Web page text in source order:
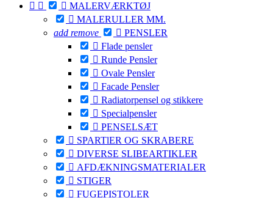
   MALERVÆRKTØJ
 MALERULLER MM.
add remove  PENSLER
 Flade pensler
 Runde Pensler
 Ovale Pensler
 Facade Pensler
 Radiatorpensel og stikkere
 Specialpensler
 PENSELSÆT
 SPARTlER OG SKRABERE
 DIVERSE SLIBEARTIKLER
 AFDÆKNINGSMATERIALER
 STIGER
 FUGEPISTOLER